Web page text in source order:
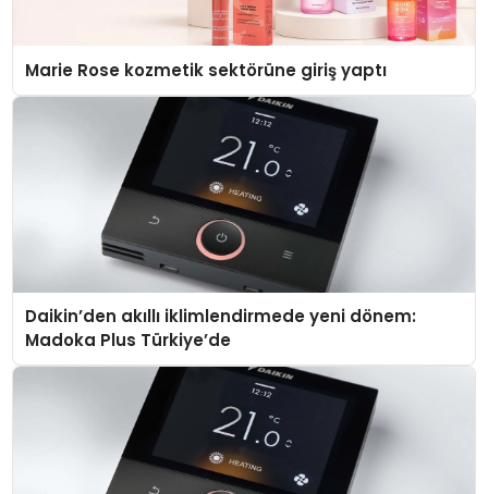
Marie Rose kozmetik sektörüne giriş yaptı
Daikin’den akıllı iklimlendirmede yeni dönem:
Madoka Plus Türkiye’de